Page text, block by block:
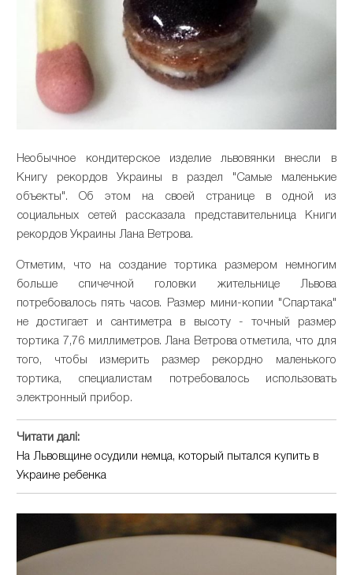
Необычное кондитерское изделие львовянки внесли в
Книгу рекордов Украины в раздел "Самые маленькие
объекты". Об этом на своей странице в одной из
социальных сетей рассказала представительница Книги
рекордов Украины Лана Ветрова.
Отметим, что на создание тортика размером немногим
больше спичечной головки жительнице Львова
потребовалось пять часов. Размер мини-копии "Спартака"
не достигает и сантиметра в высоту - точный размер
тортика 7,76 миллиметров. Лана Ветрова отметила, что для
того, чтобы измерить размер рекордно маленького
тортика, специалистам потребовалось использовать
электронный прибор.
Читати далі:
На Львовщине осудили немца, который пытался купить в
Украине ребенка